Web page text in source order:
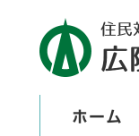
ホーム